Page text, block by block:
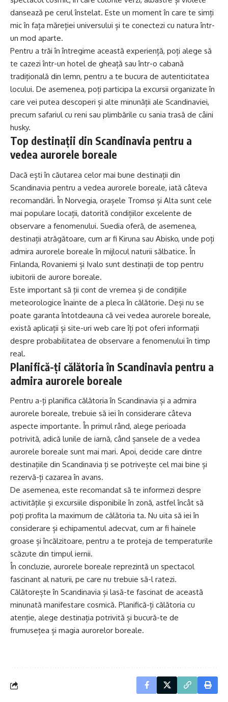
dansează pe cerul înstelat. Este un moment în care te simți
mic în fața măreției universului și te conectezi cu natura într-
un mod aparte.
Pentru a trăi în întregime această experiență, poți alege să
te cazezi într-un hotel de gheață sau într-o cabană
tradițională din lemn, pentru a te bucura de autenticitatea
locului. De asemenea, poți participa la excursii organizate în
care vei putea descoperi și alte minunății ale Scandinaviei,
precum safariul cu reni sau plimbările cu sania trasă de câini
husky.
Top destinații din Scandinavia pentru a
vedea aurorele boreale
Dacă ești în căutarea celor mai bune destinații din
Scandinavia pentru a vedea aurorele boreale, iată câteva
recomandări. În Norvegia, orașele Tromsø și Alta sunt cele
mai populare locații, datorită condițiilor excelente de
observare a fenomenului. Suedia oferă, de asemenea,
destinații atrăgătoare, cum ar fi Kiruna sau Abisko, unde poți
admira aurorele boreale în mijlocul naturii sălbatice. În
Finlanda, Rovaniemi și Ivalo sunt destinații de top pentru
iubitorii de aurore boreale.
Este important să ții cont de vremea și de condițiile
meteorologice înainte de a pleca în călătorie. Deși nu se
poate garanta întotdeauna că vei vedea aurorele boreale,
există aplicații și site-uri web care îți pot oferi informații
despre probabilitatea de observare a fenomenului în timp
real.
Planifică-ți călătoria în Scandinavia pentru a
admira aurorele boreale
Pentru a-ți planifica călătoria în Scandinavia și a admira
aurorele boreale, trebuie să iei în considerare câteva
aspecte importante. În primul rând, alege perioada
potrivită, adică lunile de iarnă, când șansele de a vedea
aurorele boreale sunt mai mari. Apoi, decide care dintre
destinațiile din Scandinavia ți se potrivește cel mai bine și
rezervă-ți cazarea în avans.
De asemenea, este recomandat să te informezi despre
activitățile și excursiile disponibile în zonă, astfel încât să
poți profita la maximum de călătoria ta. Nu uita să iei în
considerare și echipamentul adecvat, cum ar fi hainele
groase și încălzitoare, pentru a te proteja de temperaturile
scăzute din timpul iernii.
În concluzie, aurorele boreale reprezintă un spectacol
fascinant al naturii, pe care nu trebuie să-l ratezi.
Călătorește în Scandinavia și lasă-te fascinat de această
minunată manifestare cosmică. Planifică-ți călătoria cu
atenție, alege destinația potrivită și bucură-te de
frumusețea și magia aurorelor boreale.